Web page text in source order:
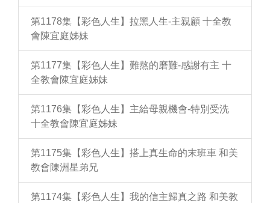
第1178集【彩色人生】拉黑人生-主親顧 十全教
會陳宜庭姊妹
第1177集【彩色人生】難熬的磨難-感謝有主 十
全教會陳宜庭姊妹
第1176集【彩色人生】主給母親機會-特別受洗
十全教會陳宜庭姊妹
第1175集【彩色人生】搭上真生命的末班車 和美
教會陳洲星弟兄
第1174集【彩色人生】我的信主歸真之路 和美教